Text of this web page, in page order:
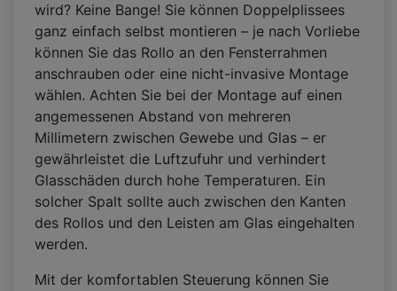
wird? Keine Bange! Sie können Doppelplissees
ganz einfach selbst montieren – je nach Vorliebe
können Sie das Rollo an den Fensterrahmen
anschrauben oder eine nicht-invasive Montage
wählen. Achten Sie bei der Montage auf einen
angemessenen Abstand von mehreren
Millimetern zwischen Gewebe und Glas – er
gewährleistet die Luftzufuhr und verhindert
Glasschäden durch hohe Temperaturen. Ein
solcher Spalt sollte auch zwischen den Kanten
des Rollos und den Leisten am Glas eingehalten
werden.
Mit der komfortablen Steuerung können Sie